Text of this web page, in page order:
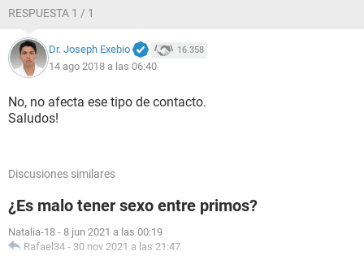
RESPUESTA 1 / 1
Dr. Joseph Exebio 16.358
14 ago 2018 a las 06:40
No, no afecta ese tipo de contacto.
Saludos!
Discusiones similares
¿Es malo tener sexo entre primos?
Natalia-18 - 8 jun 2021 a las 00:19
Rafael34 - 30 nov 2021 a las 21:47